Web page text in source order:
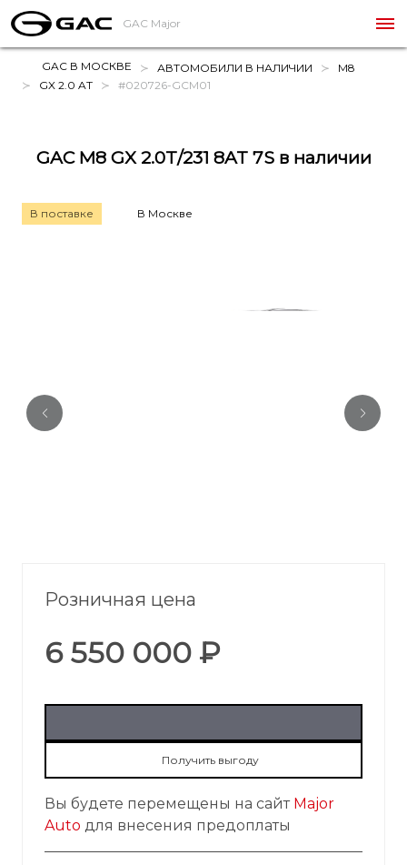
GAC Major
GAC В МОСКВЕ АВТОМОБИЛИ В НАЛИЧИИ
M8
GX 2.0 AT
#020726-GCM01
GAC M8 GX 2.0T/231 8AT 7S в наличии
В поставке В Москве
Розничная цена
6 550 000 ₽
Получить выгоду
Вы будете перемещены на сайт Major
Auto для внесения предоплаты